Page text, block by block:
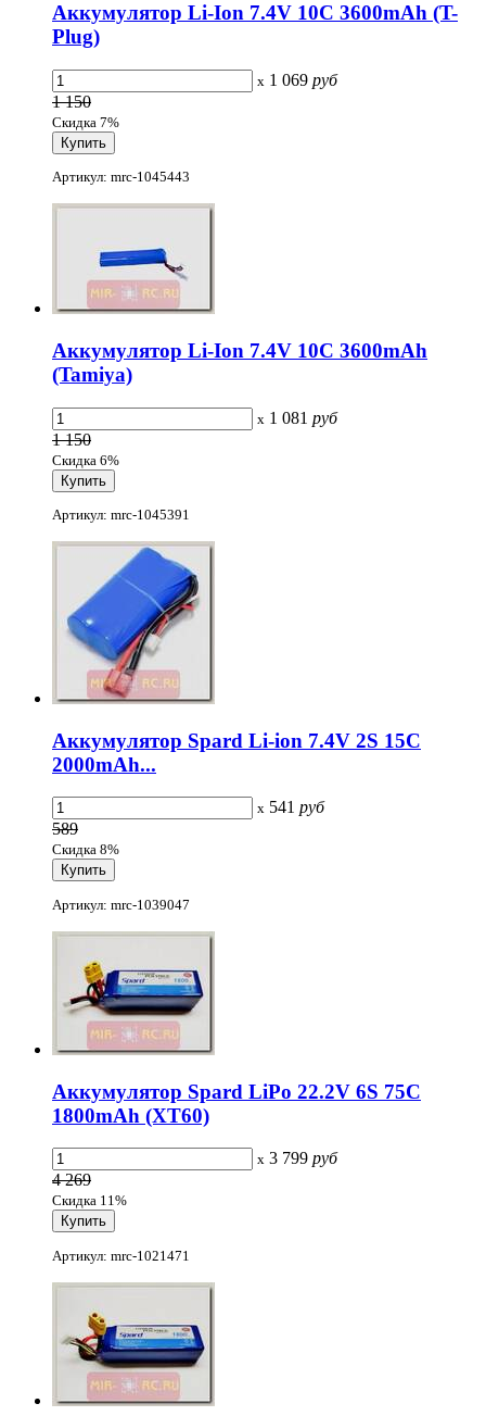
Аккумулятор Li-Ion 7.4V 10C 3600mAh (T-
Plug)
x 1 069 руб
1 150
Скидка 7%
Артикул: mrc-1045443
Аккумулятор Li-Ion 7.4V 10C 3600mAh
(Tamiya)
x 1 081 руб
1 150
Скидка 6%
Артикул: mrc-1045391
Аккумулятор Spard Li-ion 7.4V 2S 15C
2000mAh...
x 541 руб
589
Скидка 8%
Артикул: mrc-1039047
Аккумулятор Spard LiPo 22.2V 6S 75C
1800mAh (XT60)
x 3 799 руб
4 269
Скидка 11%
Артикул: mrc-1021471